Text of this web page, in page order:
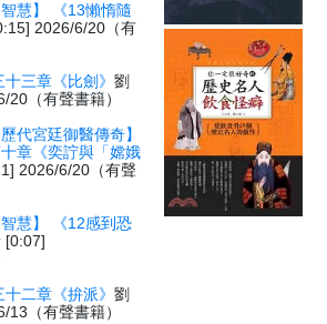
智慧】 《13懶惰隨
2026/6/20（有
十三章《比劍》劉
（有聲書籍）
代宮廷御醫傳奇】
章《奕詝與「嫦娥
2026/6/20（有聲
智慧】 《12感到恐
[0:07]
十二章《拚派》劉
（有聲書籍）